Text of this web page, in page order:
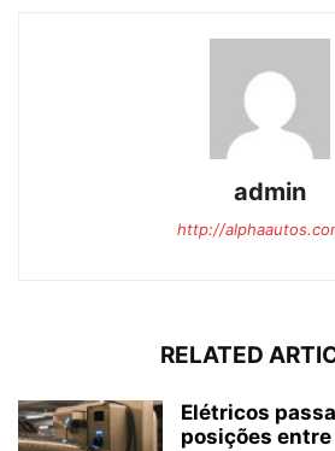
admin
http://
RELATED
Elétricos
posições